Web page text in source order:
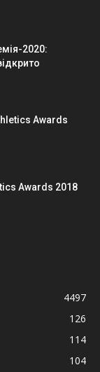
2020:
Awards
Awards 2018
4497
126
114
104